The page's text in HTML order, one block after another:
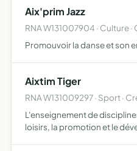
Aix'prim Jazz
RNA W131007904 · Culture ·
Promouvoir la danse et son
Aixtim Tiger
RNA W131009297 · Sport ·
L'enseignement de
loisirs, la promotion et le